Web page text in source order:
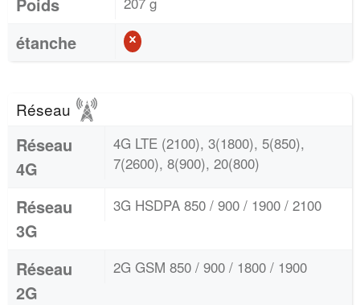
étanche
Réseau
Réseau
4G
4G LTE (2100), 3(1800), 5(850),
7(2600), 8(900), 20(800)
Réseau
3G
3G HSDPA 850 / 900 / 1900 / 2100
Réseau
2G
2G GSM 850 / 900 / 1800 / 1900